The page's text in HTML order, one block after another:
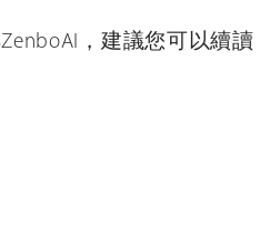
，建議您可以續讀